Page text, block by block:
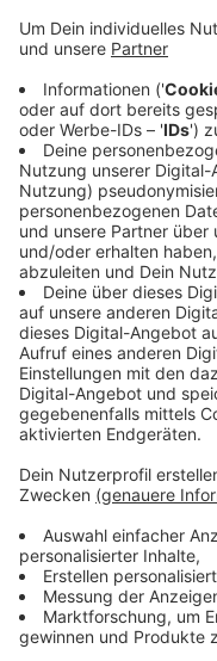
um ein Spiel der
Football auf den
Anzeige
Denn das beweisen
allein in NRW
wir nicht die
American-Football-
(Lanxess Arena) und
sich Tausende
Spiel zwischen den
Francisco 49ers in
Anzeige
Wir haben uns in
Super-Bowl-Parties
haben zudem darauf